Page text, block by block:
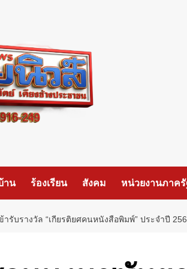
าน ร้องเรียน สังคม หน่วยงานภาครั
รับรางวัล “เกียรติยศคนหนังสือพิมพ์” ประจำปี